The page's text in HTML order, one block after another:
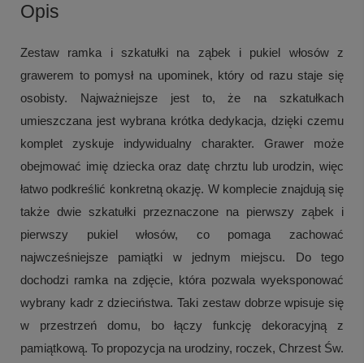
Opis
Zestaw ramka i szkatułki na ząbek i pukiel włosów z
grawerem to pomysł na upominek, który od razu staje się
osobisty. Najważniejsze jest to, że na szkatułkach
umieszczana jest wybrana krótka dedykacja, dzięki czemu
komplet zyskuje indywidualny charakter. Grawer może
obejmować imię dziecka oraz datę chrztu lub urodzin, więc
łatwo podkreślić konkretną okazję. W komplecie znajdują się
także dwie szkatułki przeznaczone na pierwszy ząbek i
pierwszy pukiel włosów, co pomaga zachować
najwcześniejsze pamiątki w jednym miejscu. Do tego
dochodzi ramka na zdjęcie, która pozwala wyeksponować
wybrany kadr z dzieciństwa. Taki zestaw dobrze wpisuje się
w przestrzeń domu, bo łączy funkcję dekoracyjną z
pamiątkową. To propozycja na urodziny, roczek, Chrzest Św.